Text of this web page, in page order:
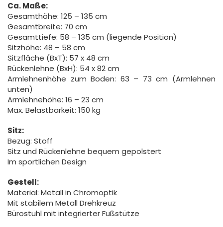
Ca. Maße:
Gesamthöhe: 125 – 135 cm
Gesamtbreite: 70 cm
Gesamttiefe: 58 – 135 cm (liegende Position)
Sitzhöhe: 48 – 58 cm
Sitzfläche (BxT): 57 x 48 cm
Rückenlehne (BxH): 54 x 82 cm
Armlehnenhöhe zum Boden: 63 – 73 cm (Armlehnen
unten)
Armlehnehöhe: 16 – 23 cm
Max. Belastbarkeit: 150 kg
Sitz:
Bezug: Stoff
Sitz und Rückenlehne bequem gepolstert
Im sportlichen Design
Gestell:
Material: Metall in Chromoptik
Mit stabilem Metall Drehkreuz
Bürostuhl mit integrierter Fußstütze